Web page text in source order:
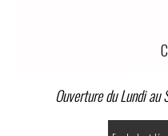
Ouverture du Lundi